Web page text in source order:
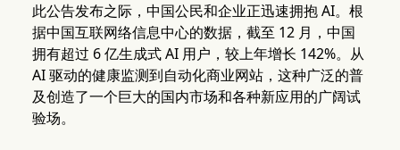
此公告发布之际，中国公民和企业正迅速拥抱 AI。根
据中国互联网络信息中心的数据，截至 12 月，中国
拥有超过 6 亿生成式 AI 用户，较上年增长 142%。从
AI 驱动的健康监测到自动化商业网站，这种广泛的普
及创造了一个巨大的国内市场和各种新应用的广阔试
验场。